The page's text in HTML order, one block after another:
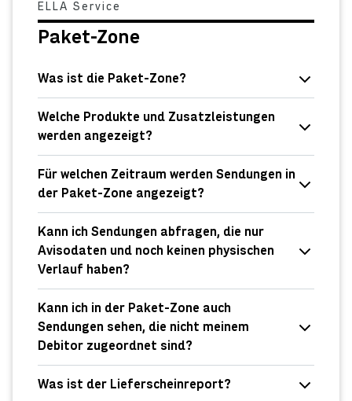
ELLA Service
Paket-Zone
Was ist die Paket-Zone?
Welche Produkte und Zusatzleistungen
werden angezeigt?
Für welchen Zeitraum werden Sendungen in
der Paket-Zone angezeigt?
Kann ich Sendungen abfragen, die nur
Avisodaten und noch keinen physischen
Verlauf haben?
Kann ich in der Paket-Zone auch
Sendungen sehen, die nicht meinem
Debitor zugeordnet sind?
Was ist der Lieferscheinreport?